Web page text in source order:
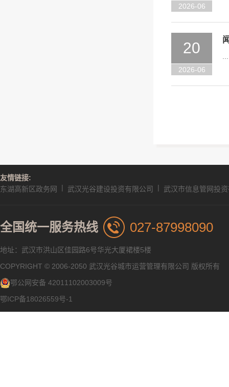
2026-06
20
2026-06
友情链接:
东湖高新区政务网
| 武汉光谷建设投资有限公司 | 武汉市信息管网投
全国统一服务热线 027-87998090
地址：武汉市洪山区佳园路6号华光大厦裙楼5楼
COPYRIGHT © 2006-2050 武汉光谷城市运营管理有限公司 版权所有
鄂公网安备 42011102003009号
鄂ICP备18026559号-1